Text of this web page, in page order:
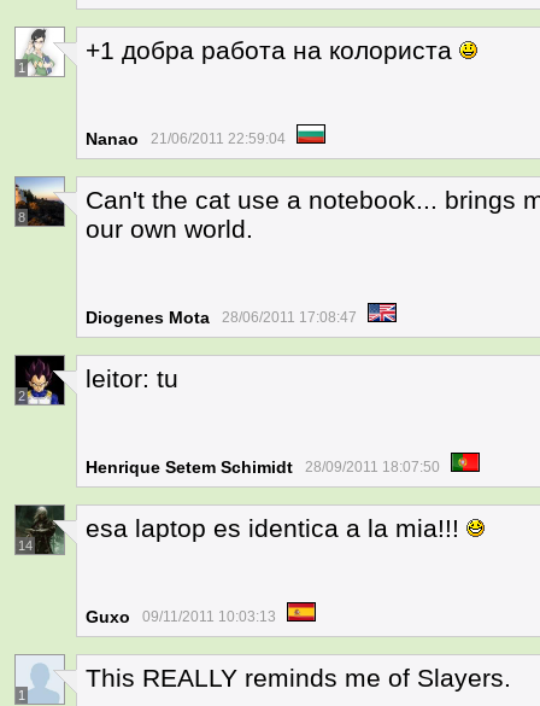
1
+1 добра работа на колориста
Nanao 21/06/2011 22:59:04
8
Can't the cat use a notebook... brings
our own world.
Diogenes Mota 28/06/2011 17:08:47
2
leitor: tu
Henrique Setem Schimidt 28/09/2011 18:07:50
14
esa laptop es identica a la mia!!!
Guxo 09/11/2011 10:03:13
1
This REALLY reminds me of Slayers.